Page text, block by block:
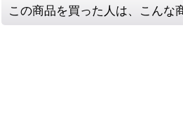
この商品を買った人は、こんな